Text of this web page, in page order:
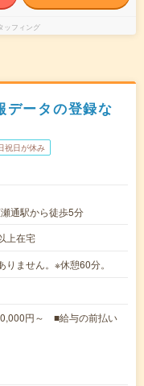
ッフィング
データの登録な
祝日が休み
通駅から徒歩5分
上在宅
ません。※休憩60分。
円～ ■給与の前払い